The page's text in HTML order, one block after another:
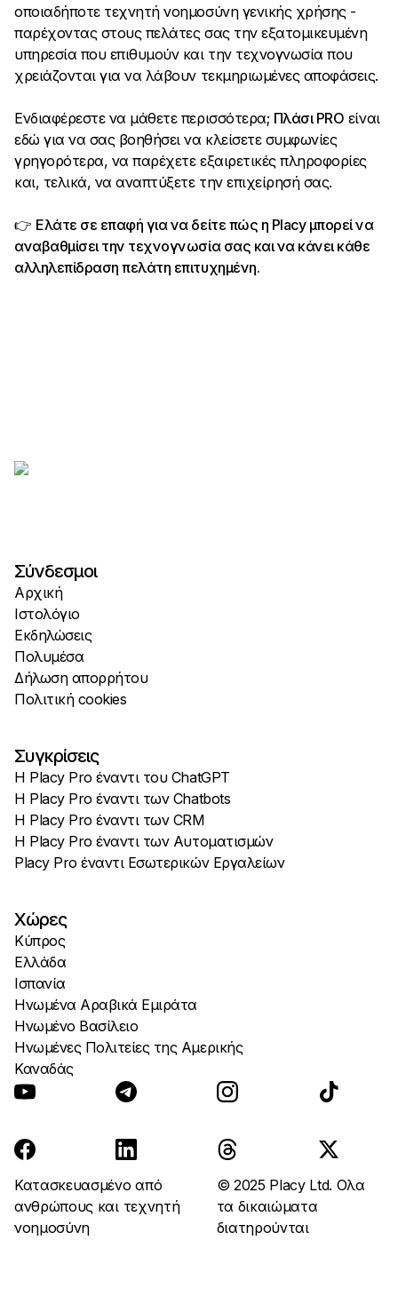
οποιαδήποτε τεχνητή νοημοσύνη γενικής χρήσης -
παρέχοντας στους πελάτες σας την εξατομικευμένη
υπηρεσία που επιθυμούν και την τεχνογνωσία που
χρειάζονται για να λάβουν τεκμηριωμένες αποφάσεις.
Ενδιαφέρεστε να μάθετε περισσότερα; Πλάσι PRO είναι
εδώ για να σας βοηθήσει να κλείσετε συμφωνίες
γρηγορότερα, να παρέχετε εξαιρετικές πληροφορίες
και, τελικά, να αναπτύξετε την επιχείρησή σας.
👉 Ελάτε σε επαφή για να δείτε πώς η Placy μπορεί να
αναβαθμίσει την τεχνογνωσία σας και να κάνει κάθε
αλληλεπίδραση πελάτη επιτυχημένη.
Σύνδεσμοι
Αρχική
Ιστολόγιο
Εκδηλώσεις
Πολυμέσα
Δήλωση απορρήτου
Πολιτική cookies
Συγκρίσεις
Η Placy Pro έναντι του ChatGPT
Η Placy Pro έναντι των Chatbots
Η Placy Pro έναντι των CRM
Η Placy Pro έναντι των Αυτοματισμών
Placy Pro έναντι Εσωτερικών Εργαλείων
Χώρες
Κύπρος
Ελλάδα
Ισπανία
Ηνωμένα Αραβικά Εμιράτα
Ηνωμένο Βασίλειο
Ηνωμένες Πολιτείες της Αμερικής
Καναδάς
Κατασκευασμένο από
ανθρώπους και τεχνητή
νοημοσύνη
© 2025 Placy Ltd. Ολα
τα δικαιώματα
διατηρούνται